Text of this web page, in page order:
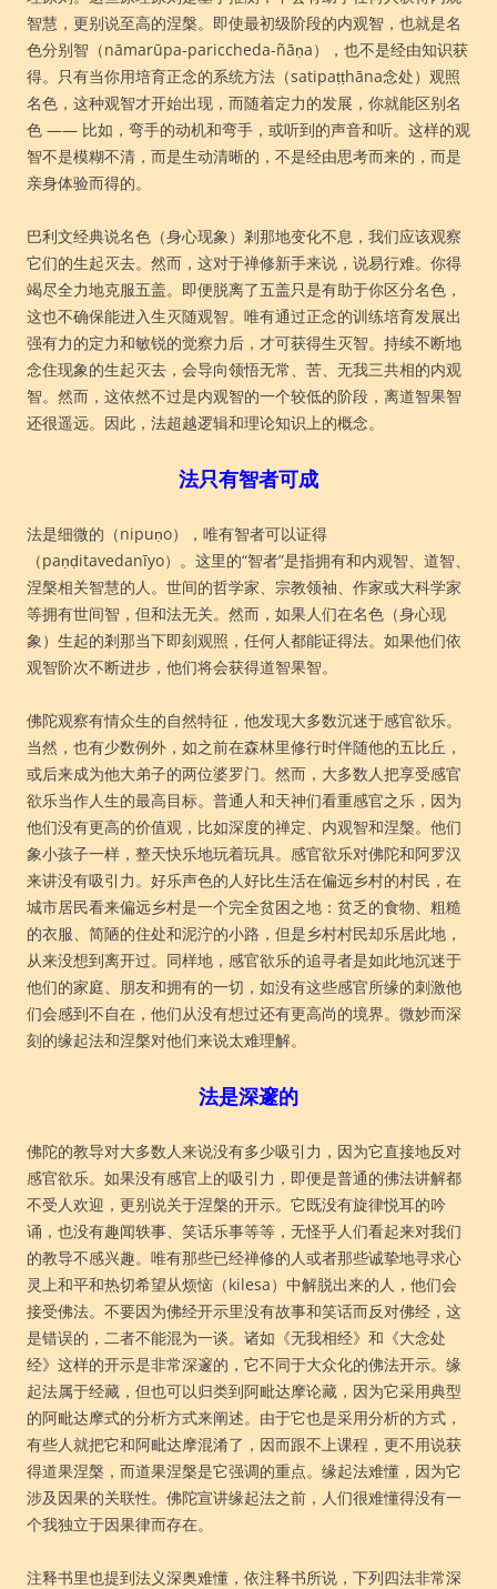
智慧，更别说至高的涅槃。即使最初级阶段的内观智，也就是名
色分别智（nāmarūpa-pariccheda-ñāṇa），也不是经由知识获
得。只有当你用培育正念的系统方法（satipaṭṭhāna念处）观照
名色，这种观智才开始出现，而随着定力的发展，你就能区别名
色 —— 比如，弯手的动机和弯手，或听到的声音和听。这样的观
智不是模糊不清，而是生动清晰的，不是经由思考而来的，而是
亲身体验而得的。
巴利文经典说名色（身心现象）剎那地变化不息，我们应该观察
它们的生起灭去。然而，这对于禅修新手来说，说易行难。你得
竭尽全力地克服五盖。即便脱离了五盖只是有助于你区分名色，
这也不确保能进入生灭随观智。唯有通过正念的训练培育发展出
强有力的定力和敏锐的觉察力后，才可获得生灭智。持续不断地
念住现象的生起灭去，会导向领悟无常、苦、无我三共相的内观
智。然而，这依然不过是内观智的一个较低的阶段，离道智果智
还很遥远。因此，法超越逻辑和理论知识上的概念。
法只有智者可成
法是细微的（nipuṇo），唯有智者可以证得
（paṇḍitavedanīyo）。这里的“智者”是指拥有和内观智、道智、
涅槃相关智慧的人。世间的哲学家、宗教领袖、作家或大科学家
等拥有世间智，但和法无关。然而，如果人们在名色（身心现
象）生起的剎那当下即刻观照，任何人都能证得法。如果他们依
观智阶次不断进步，他们将会获得道智果智。
佛陀观察有情众生的自然特征，他发现大多数沉迷于感官欲乐。
当然，也有少数例外，如之前在森林里修行时伴随他的五比丘，
或后来成为他大弟子的两位婆罗门。然而，大多数人把享受感官
欲乐当作人生的最高目标。普通人和天神们看重感官之乐，因为
他们没有更高的价值观，比如深度的禅定、内观智和涅槃。他们
象小孩子一样，整天快乐地玩着玩具。感官欲乐对佛陀和阿罗汉
来讲没有吸引力。好乐声色的人好比生活在偏远乡村的村民，在
城市居民看来偏远乡村是一个完全贫困之地：贫乏的食物、粗糙
的衣服、简陋的住处和泥泞的小路，但是乡村村民却乐居此地，
从来没想到离开过。同样地，感官欲乐的追寻者是如此地沉迷于
他们的家庭、朋友和拥有的一切，如没有这些感官所缘的刺激他
们会感到不自在，他们从没有想过还有更高尚的境界。微妙而深
刻的缘起法和涅槃对他们来说太难理解。
法是深邃的
佛陀的教导对大多数人来说没有多少吸引力，因为它直接地反对
感官欲乐。如果没有感官上的吸引力，即便是普通的佛法讲解都
不受人欢迎，更别说关于涅槃的开示。它既没有旋律悦耳的吟
诵，也没有趣闻轶事、笑话乐事等等，无怪乎人们看起来对我们
的教导不感兴趣。唯有那些已经禅修的人或者那些诚挚地寻求心
灵上和平和热切希望从烦恼（kilesa）中解脱出来的人，他们会
接受佛法。不要因为佛经开示里没有故事和笑话而反对佛经，这
是错误的，二者不能混为一谈。诸如《无我相经》和《大念处
经》这样的开示是非常深邃的，它不同于大众化的佛法开示。缘
起法属于经藏，但也可以归类到阿毗达摩论藏，因为它采用典型
的阿毗达摩式的分析方式来阐述。由于它也是采用分析的方式，
有些人就把它和阿毗达摩混淆了，因而跟不上课程，更不用说获
得道果涅槃，而道果涅槃是它强调的重点。缘起法难懂，因为它
涉及因果的关联性。佛陀宣讲缘起法之前，人们很难懂得没有一
个我独立于因果律而存在。
注释书里也提到法义深奥难懂，依注释书所说，下列四法非常深